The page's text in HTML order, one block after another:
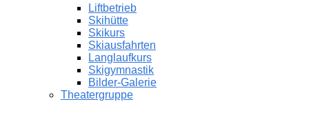
Liftbetrieb
Skihütte
Skikurs
Skiausfahrten
Langlaufkurs
Skigymnastik
Bilder-Galerie
Theatergruppe